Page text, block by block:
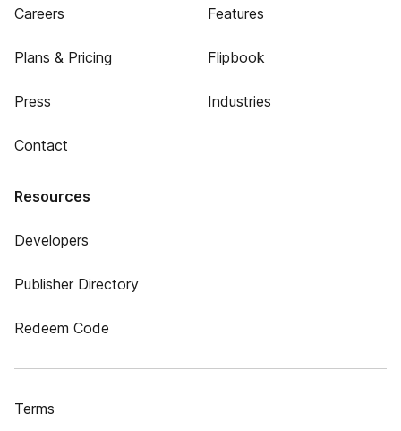
Careers
Plans & Pricing
Press
Contact
Features
Flipbook
Industries
Resources
Developers
Publisher Directory
Redeem Code
Terms